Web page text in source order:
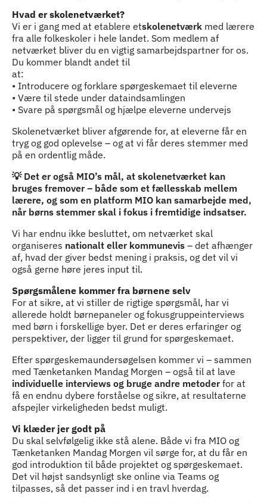
Hvad er skolenetværket?
Vi er i gang med at etablere etskolenetværk med lærere
fra alle folkeskoler i hele landet. Som medlem af
netværket bliver du en vigtig samarbejdspartner for os.
Du kommer blandt andet til
at:
• Introducere og forklare spørgeskemaet til eleverne
• Være til stede under dataindsamlingen
• Svare på spørgsmål og hjælpe eleverne undervejs
Skolenetværket bliver afgørende for, at eleverne får en
tryg og god oplevelse – og at vi får deres stemmer med
på en ordentlig måde.
💡 Det er også MIO’s mål, at skolenetværket kan
bruges fremover – både som et fællesskab mellem
lærere, og som en platform MIO kan samarbejde med,
når børns stemmer skal i fokus i fremtidige indsatser.
Vi har endnu ikke besluttet, om netværket skal
organiseres nationalt eller kommunevis – det afhænger
af, hvad der giver bedst mening i praksis, og det vil vi
også gerne høre jeres input til.
Spørgsmålene kommer fra børnene selv
For at sikre, at vi stiller de rigtige spørgsmål, har vi
allerede holdt børnepaneler og fokusgruppeinterviews
med børn i forskellige byer. Det er deres erfaringer og
perspektiver, der ligger til grund for spørgeskemaet.
Efter spørgeskemaundersøgelsen kommer vi – sammen
med Tænketanken Mandag Morgen – også til at lave
individuelle interviews og bruge andre metoder for at
få en endnu dybere forståelse og sikre, at resultaterne
afspejler virkeligheden bedst muligt.
Vi klæder jer godt på
Du skal selvfølgelig ikke stå alene. Både vi fra MIO og
Tænketanken Mandag Morgen vil sørge for, at du får en
god introduktion til både projektet og spørgeskemaet.
Det vil højst sandsynligt ske online via Teams og
tilpasses, så det passer ind i en travl hverdag.